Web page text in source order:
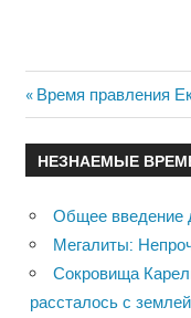
Навигация
по
записям
Previous
Post:
Время правления
НЕЗНАЕМЫЕ
Общее введение
Мегалиты:
Сокровища
рассталось с землей